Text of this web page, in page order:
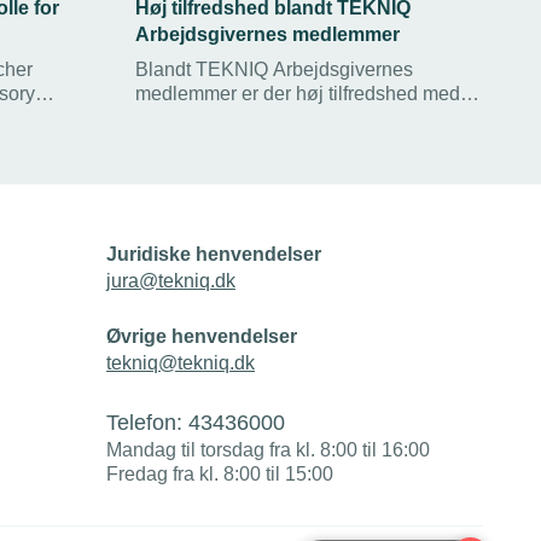
for
Høj tilfredshed blandt TEKNIQ
Arbejdsgivernes medlemmer
Blandt TEKNIQ Arbejdsgivernes
medlemmer er der høj tilfredshed med
Juridiske henvendelser
jura@tekniq.dk
Øvrige henvendelser
tekniq@tekniq.dk
Telefon: 43436000
Mandag til torsdag fra kl. 8:00 til 16:00
Fredag fra kl. 8:00 til 15:00